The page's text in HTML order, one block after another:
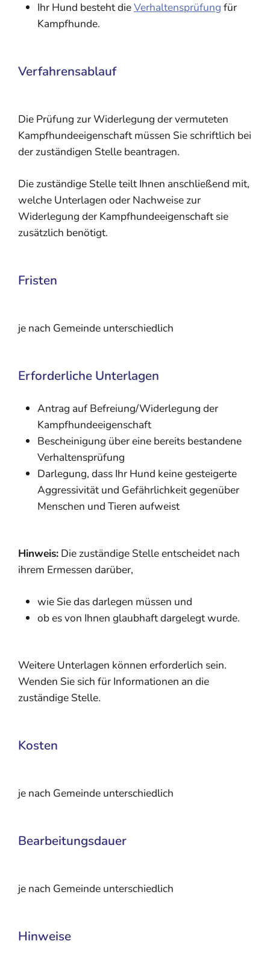
Ihr Hund besteht dieVerhaltensprüfung für
Kampfhunde.
Verfahrensablauf
Die Prüfung zur Widerlegung der vermuteten
Kampfhundeeigenschaft müssen Sie schriftlich bei
der zuständigen Stelle beantragen.
Die zuständige Stelle teilt Ihnen anschließend mit,
welche Unterlagen oder Nachweise zur
Widerlegung der Kampfhundeeigenschaft sie
zusätzlich benötigt.
Fristen
je nach Gemeinde unterschiedlich
Erforderliche Unterlagen
Antrag auf Befreiung/Widerlegung der
Kampfhundeeigenschaft
Bescheinigung über eine bereits bestandene
Verhaltensprüfung
Darlegung, dass Ihr Hund keine gesteigerte
Aggressivität und Gefährlichkeit gegenüber
Menschen und Tieren aufweist
Hinweis: Die zuständige Stelle entscheidet nach
ihrem Ermessen darüber,
wie Sie das darlegen müssen und
ob es von Ihnen glaubhaft dargelegt wurde.
Weitere Unterlagen können erforderlich sein.
Wenden Sie sich für Informationen an die
zuständige Stelle.
Kosten
je nach Gemeinde unterschiedlich
Bearbeitungsdauer
je nach Gemeinde unterschiedlich
Hinweise